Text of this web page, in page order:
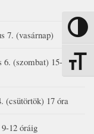
Nagy
7. (vasárnap)
6. (szombat) 15-19
(csütörtök) 17 óra
12 óráig